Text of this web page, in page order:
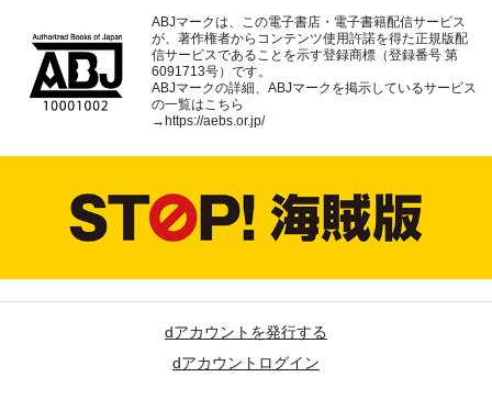
ABJマークは、この電子書店・電子書籍配信サービス
が、著作権者からコンテンツ使用許諾を得た正規版配
信サービスであることを示す登録商標（登録番号 第
6091713号）です。
ABJマークの詳細、ABJマークを掲示しているサービス
の一覧はこちら
→ https://aebs.or.jp/
dアカウントを発行する
dアカウントログイン